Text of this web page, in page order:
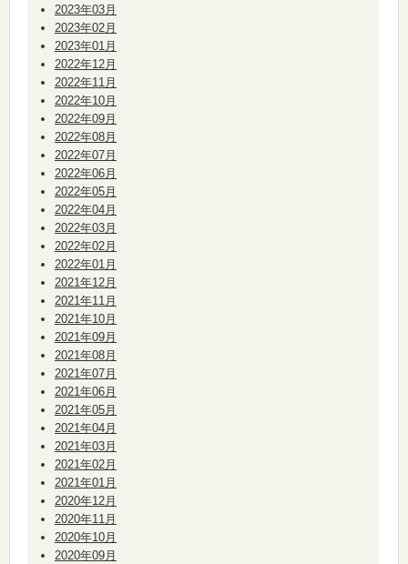
2023年03月
2023年02月
2023年01月
2022年12月
2022年11月
2022年10月
2022年09月
2022年08月
2022年07月
2022年06月
2022年05月
2022年04月
2022年03月
2022年02月
2022年01月
2021年12月
2021年11月
2021年10月
2021年09月
2021年08月
2021年07月
2021年06月
2021年05月
2021年04月
2021年03月
2021年02月
2021年01月
2020年12月
2020年11月
2020年10月
2020年09月